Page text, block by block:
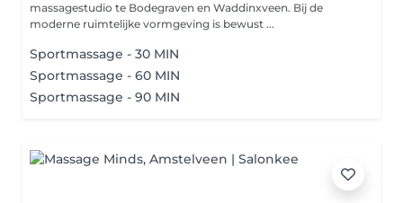
massagestudio te Bodegraven en Waddinxveen. Bij de
moderne ruimtelijke vormgeving is bewust ...
Sportmassage - 30 MIN
Sportmassage - 60 MIN
Sportmassage - 90 MIN